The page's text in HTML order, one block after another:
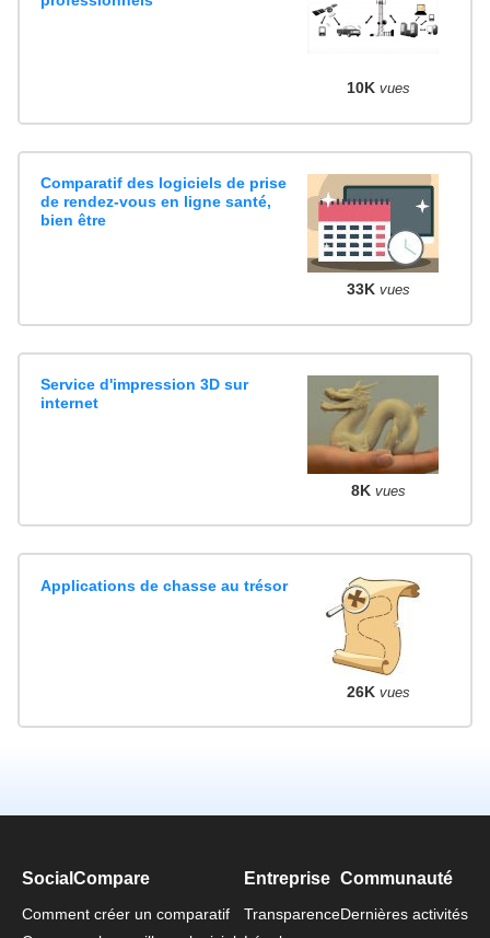
10K vues
Comparatif des logiciels de prise
de rendez-vous en ligne santé,
bien être
33K vues
Service d'impression 3D sur
internet
8K vues
Applications de chasse au trésor
26K vues
SocialCompare
Comment créer un comparatif
Entreprise
Transparence
Communauté
Dernières activités